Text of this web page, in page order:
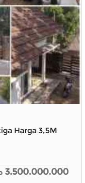
Harga 3,5M
3.500.000.000